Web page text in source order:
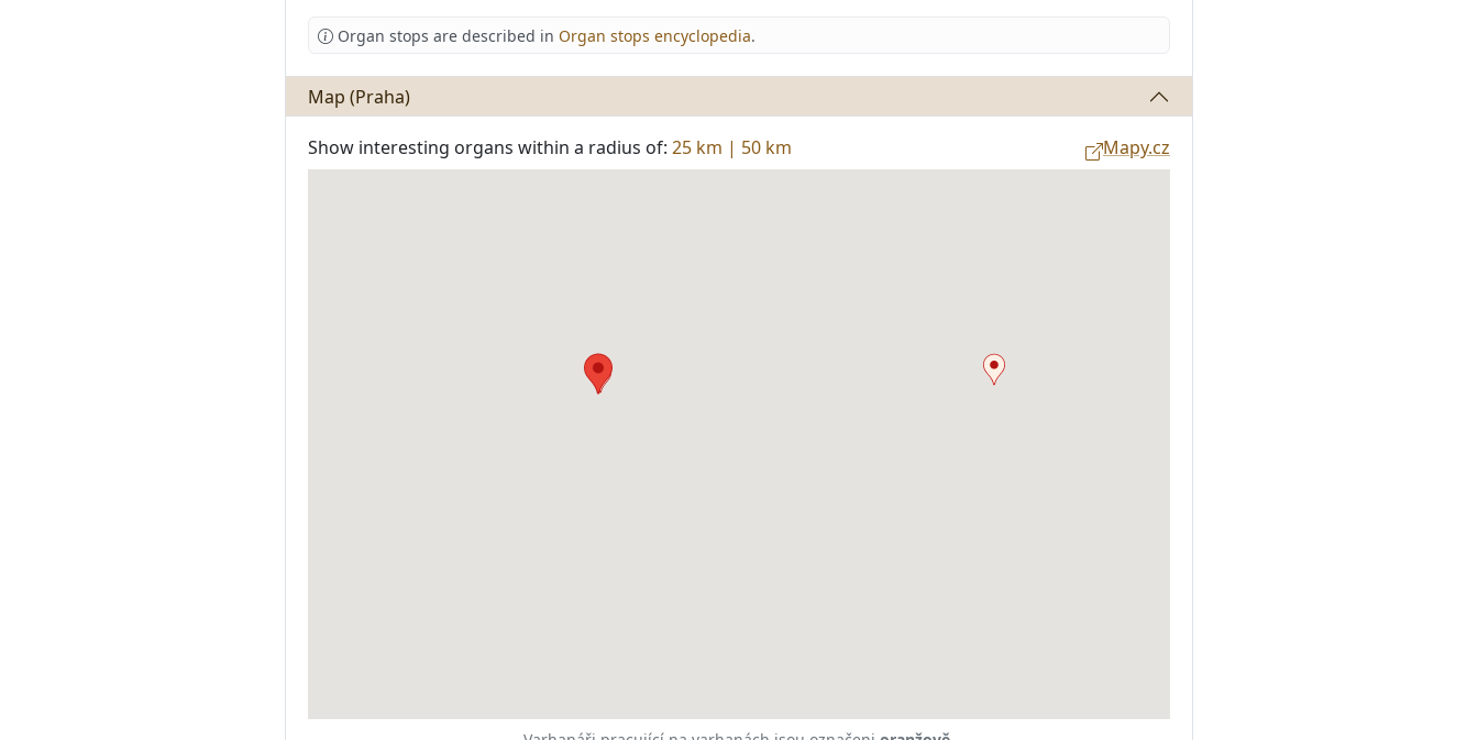
Organ stops are described in Organ stops encyclopedia.
Map (Praha)
Show interesting organs within a radius of: 25 km | 50 km Mapy.cz